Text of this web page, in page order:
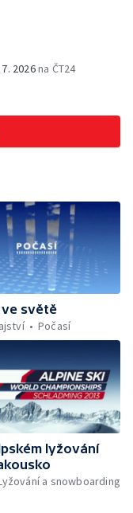
2026na ČT24
ve světě
Počasí
lyžování
a snowboarding